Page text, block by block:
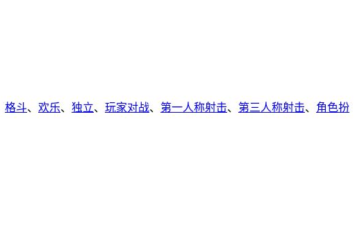
格斗、 欢乐、 独立、 玩家对战、 第一人称射击、 第三人称射击、 角色扮